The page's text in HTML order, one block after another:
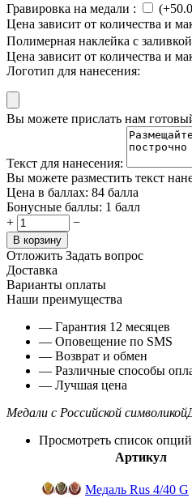
Гравировка на медали : (+
Цена зависит от количества и
Полимерная наклейка с заливкой
Цена зависит от количества и
Логотип для нанесения:
Вы можете прислать нам
Текст для нанесения:
Вы можете разместить текст
Цена в баллах: 84 балла
Бонусные баллы: 1 балл
+
−
В корзину
Отложить Задать вопрос
Доставка
Варианты оплаты
Наши преимущества
— Гарантия 12 месяцев
— Оповещение по SMS
— Возврат и обмен
— Различные способы
— Лучшая цена
Медали с Российской символикой
Просмотреть список опций
Артикул
Медаль Rus 4/40 G